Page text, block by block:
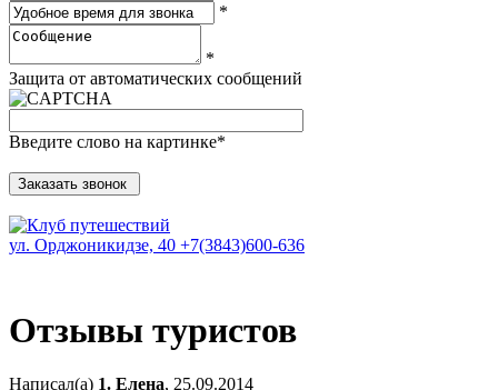
*
*
Защита от автоматических сообщений
Введите слово на картинке*
ул. Орджоникидзе, 40 +7(3843)600-636
Отзывы туристов
Написал(а) 1. Елена, 25.09.2014